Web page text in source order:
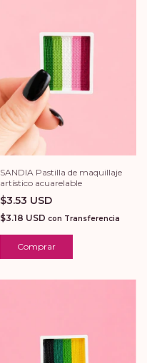
SANDIA Pastilla de maquillaje
artístico acuarelable
$3.53 USD
$3.18 USD con Transferencia